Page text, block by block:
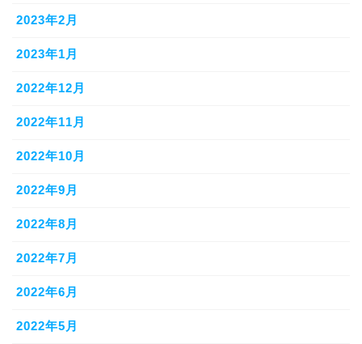
2023年2月
2023年1月
2022年12月
2022年11月
2022年10月
2022年9月
2022年8月
2022年7月
2022年6月
2022年5月